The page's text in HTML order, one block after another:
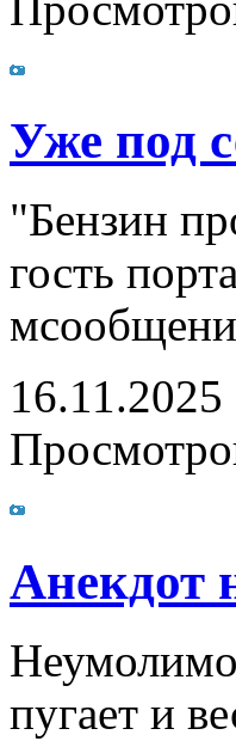
Уже под
"Бензин
гость
16.11.2025
Анекдот
пугает и